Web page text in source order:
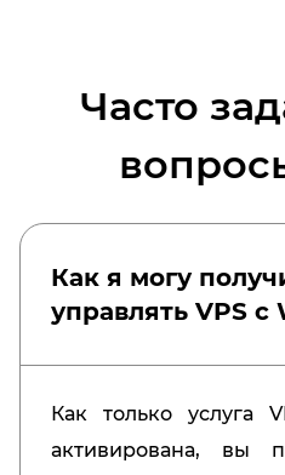
Часто
Как я могу
управлять VPS с
Как только услуга
активирована, вы